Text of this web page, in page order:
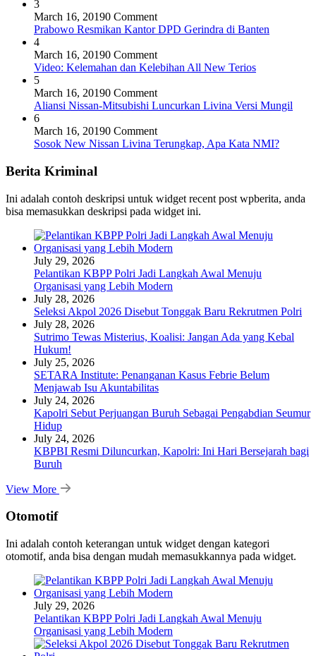
3
March 16, 20190 Comment
Prabowo Resmikan Kantor DPD Gerindra di Banten
4
March 16, 20190 Comment
Video: Kelemahan dan Kelebihan All New Terios
5
March 16, 20190 Comment
Aliansi Nissan-Mitsubishi Luncurkan Livina Versi Mungil
6
March 16, 20190 Comment
Sosok New Nissan Livina Terungkap, Apa Kata NMI?
Berita Kriminal
Ini adalah contoh deskripsi untuk widget recent post wpberita, anda
bisa memasukkan deskripsi pada widget ini.
July 29, 2026
Pelantikan KBPP Polri Jadi Langkah Awal Menuju
Organisasi yang Lebih Modern
July 28, 2026
Seleksi Akpol 2026 Disebut Tonggak Baru Rekrutmen Polri
July 28, 2026
Sutrimo Tewas Misterius, Koalisi: Jangan Ada yang Kebal
Hukum!
July 25, 2026
SETARA Institute: Penanganan Kasus Febrie Belum
Menjawab Isu Akuntabilitas
July 24, 2026
Kapolri Sebut Perjuangan Buruh Sebagai Pengabdian Seumur
Hidup
July 24, 2026
KBPBI Resmi Diluncurkan, Kapolri: Ini Hari Bersejarah bagi
Buruh
View More
Otomotif
Ini adalah contoh keterangan untuk widget dengan kategori
otomotif, anda bisa dengan mudah memasukkannya pada widget.
July 29, 2026
Pelantikan KBPP Polri Jadi Langkah Awal Menuju
Organisasi yang Lebih Modern